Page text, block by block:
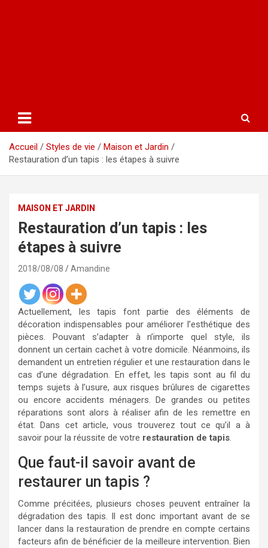
Accueil Styles de vie
Maison et Jardin
Restauration d’un tapis : les étapes à suivre
MAISON ET JARDIN
Restauration d’un tapis : les
étapes à suivre
2018/08/08 Amandine
Actuellement, les tapis font partie des éléments de
décoration indispensables pour améliorer l’esthétique des
pièces. Pouvant s’adapter à n’importe quel style, ils
donnent un certain cachet à votre domicile. Néanmoins, ils
demandent un entretien régulier et une restauration dans le
cas d’une dégradation. En effet, les tapis sont au fil du
temps sujets à l’usure, aux risques brûlures de cigarettes
ou encore accidents ménagers. De grandes ou petites
réparations sont alors à réaliser afin de les remettre en
état. Dans cet article, vous trouverez tout ce qu’il a à
savoir pour la réussite de votre restauration de tapis.
Que faut-il savoir avant de
restaurer un tapis ?
Comme précitées, plusieurs choses peuvent entraîner la
dégradation des tapis. Il est donc important avant de se
lancer dans la restauration de prendre en compte certains
facteurs afin de bénéficier de la meilleure intervention. Bien